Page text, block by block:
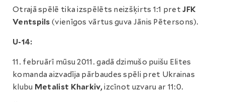
Otrajā spēlē tika izspēlēts neizšķirts 1:1 pretJFK
Ventspils(vienīgos vārtus guva Jānis Pētersons).
U-14:
11. februārī mūsu 2011. gadā dzimušo puišu Elites
komanda aizvadīja pārbaudes spēli pret Ukrainas
klubu Metalist Kharkiv,izcīnot uzvaru ar 11:0.